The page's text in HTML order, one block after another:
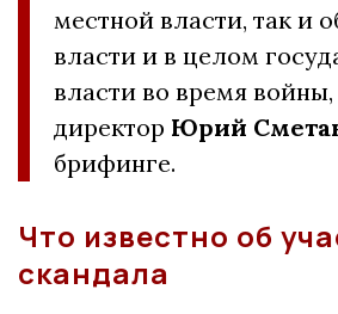
местной власти, так и
власти и в целом
власти во время
директор Юрий
брифинге.
Что известно об
скандала